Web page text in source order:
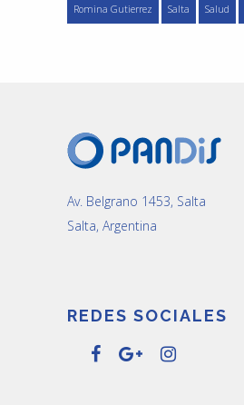
Romina Gutierrez Salta Salud
Av. Belgrano 1453, Salta
Salta, Argentina
REDES SOCIALES